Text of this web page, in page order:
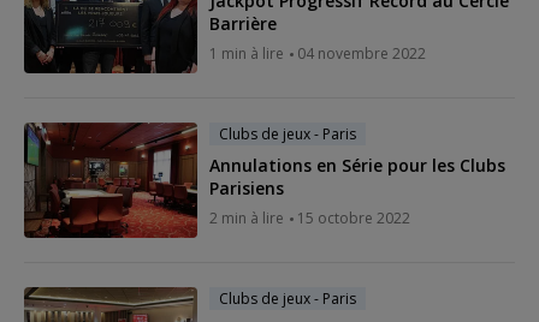
Barrière
1 min à lire 04 novembre 2022
Clubs de jeux - Paris
Annulations en Série pour les Clubs
Parisiens
2 min à lire 15 octobre 2022
Clubs de jeux - Paris